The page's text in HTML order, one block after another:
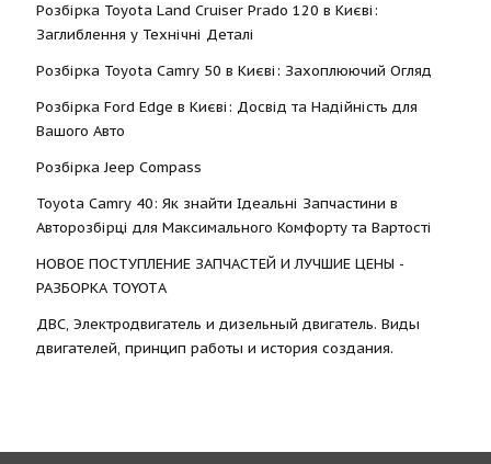
Розбірка Toyota Land Cruiser Prado 120 в Києві:
Заглиблення у Технічні Деталі
Розбірка Toyota Camry 50 в Києві: Захоплюючий Огляд
Розбірка Ford Edge в Києві: Досвід та Надійність для
Вашого Авто
Розбірка Jeep Compass
Toyota Camry 40: Як знайти Ідеальні Запчастини в
Авторозбірці для Максимального Комфорту та Вартості
НОВОЕ ПОСТУПЛЕНИЕ ЗАПЧАСТЕЙ И ЛУЧШИЕ ЦЕНЫ -
РАЗБОРКА TOYOTА
ДВС, Электродвигатель и дизельный двигатель. Виды
двигателей, принцип работы и история создания.